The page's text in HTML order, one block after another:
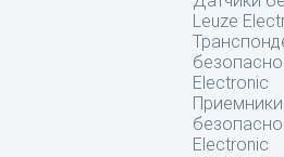
Leuze
Electronic
Electronic